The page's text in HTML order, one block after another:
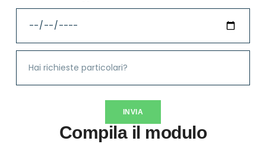
INVIA
Compila il modulo